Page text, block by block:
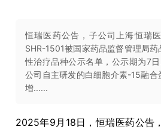
恒瑞医药公告，子公司上海恒瑞
SHR-1501被国家药品监督管理局
性治疗品种公示名单，公示期为7
公司自主研发的白细胞介素-15融合
增......
2025年9月18日，恒瑞医药公告